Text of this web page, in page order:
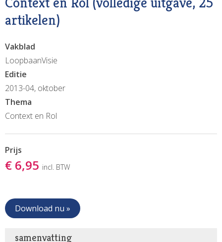
artikelen)
Vakblad
LoopbaanVisie
Editie
2013-04, oktober
Thema
Context en Rol
Prijs
€ 6,95 incl. BTW
Download nu »
samenvatting